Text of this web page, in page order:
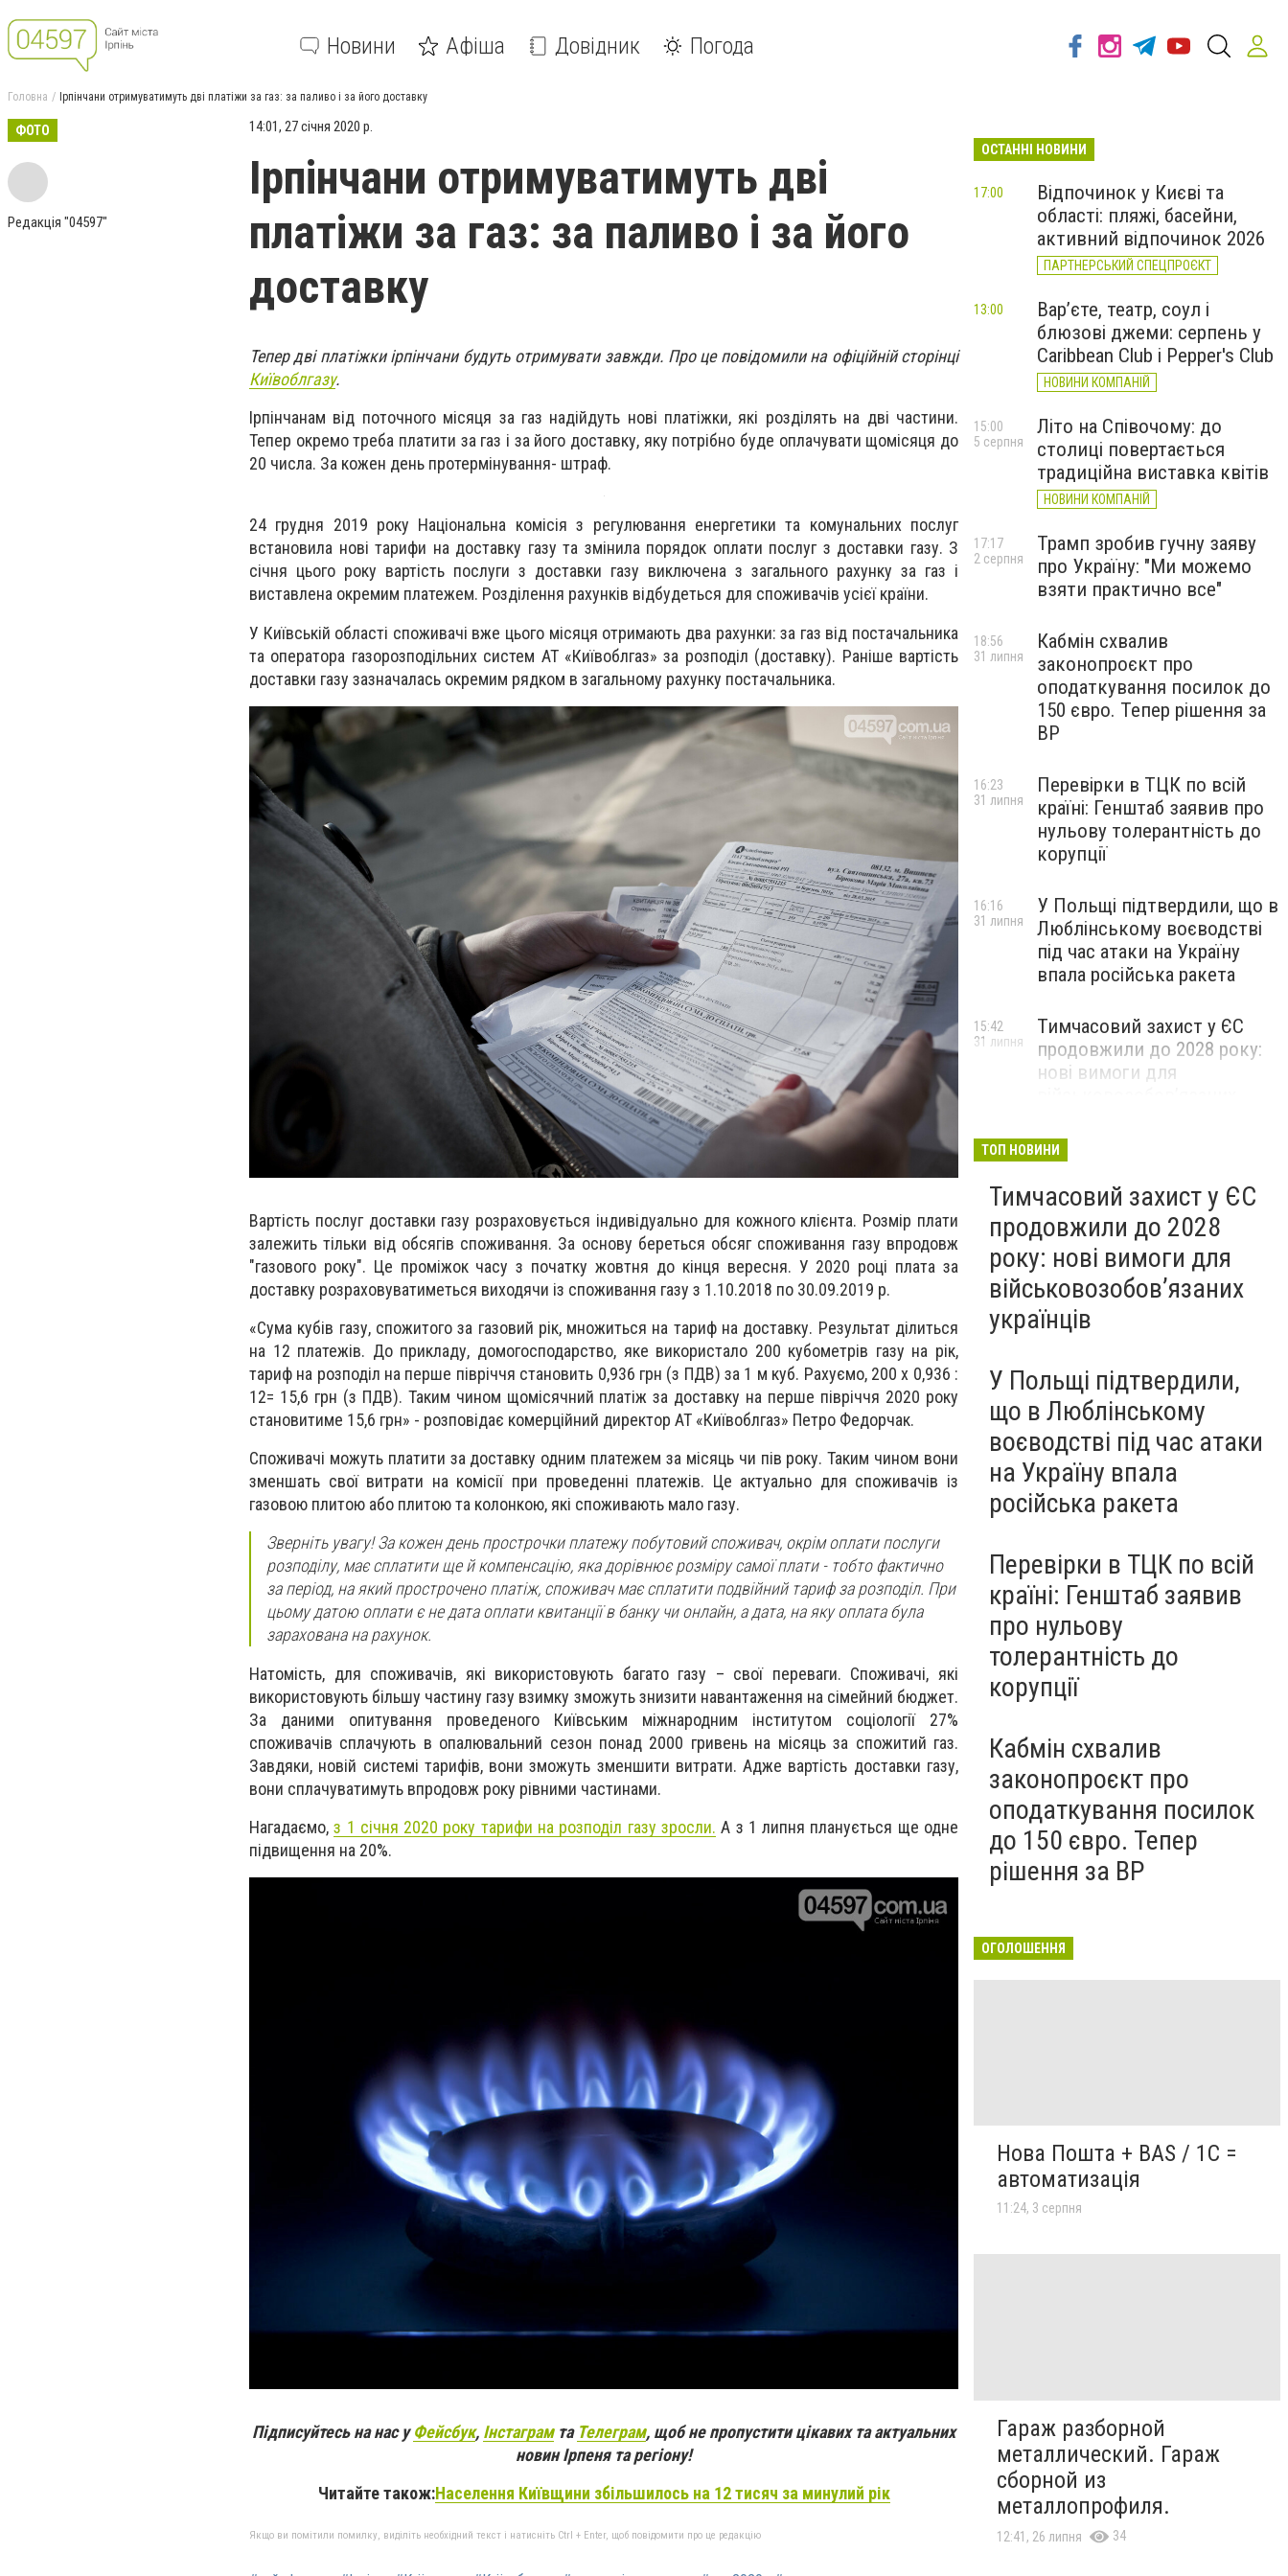
Новини Афіша Довідник Погода
Головна Ірпінчани отримуватимуть дві платіжи за газ: за паливо і за його доставку
ФОТО
Редакція "04597"
14:01, 27 січня 2020 р.
Ірпінчани отримуватимуть дві
платіжи за газ: за паливо і за його
доставку
Тепер дві платіжки ірпінчани будуть отримувати завжди. Про це повідомили на офіційній сторінці
Київоблгазу.
Ірпінчанам від поточного місяця за газ надійдуть нові платіжки, які розділять на дві частини.
Тепер окремо треба платити за газ і за його доставку, яку потрібно буде оплачувати щомісяця до
20 числа. За кожен день протермінування- штраф.
24 грудня 2019 року Національна комісія з регулювання енергетики та комунальних послуг
встановила нові тарифи на доставку газу та змінила порядок оплати послуг з доставки газу. З
січня цього року вартість послуги з доставки газу виключена з загального рахунку за газ і
виставлена окремим платежем. Розділення рахунків відбудеться для споживачів усієї країни.
У Київській області споживачі вже цього місяця отримають два рахунки: за газ від постачальника
та оператора газорозподільних систем АТ «Київоблгаз» за розподіл (доставку). Раніше вартість
доставки газу зазначалась окремим рядком в загальному рахунку постачальника.
Вартість послуг доставки газу розраховується індивідуально для кожного клієнта. Розмір плати
залежить тільки від обсягів споживання. За основу береться обсяг споживання газу впродовж
"газового року". Це проміжок часу з початку жовтня до кінця вересня. У 2020 році плата за
доставку розраховуватиметься виходячи із споживання газу з 1.10.2018 по 30.09.2019 р.
«Сума кубів газу, спожитого за газовий рік, множиться на тариф на доставку. Результат ділиться
на 12 платежів. До прикладу, домогосподарство, яке використало 200 кубометрів газу на рік,
тариф на розподіл на перше півріччя становить 0,936 грн (з ПДВ) за 1 м куб. Рахуємо, 200 х 0,936 :
12= 15,6 грн (з ПДВ). Таким чином щомісячний платіж за доставку на перше півріччя 2020 року
становитиме 15,6 грн» - розповідає комерційний директор АТ «Київоблгаз» Петро Федорчак.
Споживачі можуть платити за доставку одним платежем за місяць чи пів року. Таким чином вони
зменшать свої витрати на комісії при проведенні платежів. Це актуально для споживачів із
газовою плитою або плитою та колонкою, які споживають мало газу.
Зверніть увагу!За кожен день прострочки платежу побутовий споживач, окрім оплати послуги
розподілу, має сплатити ще й компенсацію, яка дорівнює розміру самої плати - тобто фактично
за період, на який прострочено платіж, споживач має сплатити подвійний тариф за розподіл. При
цьому датою оплати є не дата оплати квитанції в банку чи онлайн, а дата, на яку оплата була
зарахована на рахунок.
Натомість, для споживачів, які використовують багато газу – свої переваги. Споживачі, які
використовують більшу частину газу взимку зможуть знизити навантаження на сімейний бюджет.
За даними опитування проведеного Київським міжнародним інститутом соціології 27%
споживачів сплачують в опалювальний сезон понад 2000 гривень на місяць за спожитий газ.
Завдяки, новій системі тарифів, вони зможуть зменшити витрати. Адже вартість доставки газу,
вони сплачуватимуть впродовж року рівними частинами.
Нагадаємо,з 1 січня 2020 року тарифи на розподіл газу зросли. А з 1 липня планується ще одне
підвищення на 20%.
Підписуйтесь на нас уФейсбук, Інстаграмта Телеграм, щоб не пропустити цікавих та актуальних
новин Ірпеня та регіону!
Читайте також:Населення Київщини збільшилось на 12 тисяч за минулий рік
Якщо ви помітили помилку, виділіть необхідний текст і натисніть Ctrl + Enter, щоб повідомити про це редакцію
ОСТАННІ НОВИНИ
Відпочинок у Києві та
області: пляжі, басейни,
активний відпочинок 2026
ПАРТНЕРСЬКИЙ СПЕЦПРОЄКТ
17:00
Вар’єте, театр, соул і
блюзові джеми: серпень у
Caribbean Club і Pepper's Club
НОВИНИ КОМПАНІЙ
13:00
Літо на Співочому: до
столиці повертається
традиційна виставка квітів
НОВИНИ КОМПАНІЙ
15:00
5 серпня
Трамп зробив гучну заяву
про Україну: "Ми можемо
взяти практично все"
17:17
2 серпня
Кабмін схвалив
законопроєкт про
оподаткування посилок до
150 євро. Тепер рішення за
ВР
18:56
31 липня
Перевірки в ТЦК по всій
країні: Генштаб заявив про
нульову толерантність до
корупції
16:23
31 липня
У Польщі підтвердили, що в
Люблінському воєводстві
під час атаки на Україну
впала російська ракета
16:16
31 липня
Тимчасовий захист у ЄС
продовжили до 2028 року:
нові вимоги для
15:42
31 липня
ТОП НОВИНИ
Тимчасовий захист у ЄС
продовжили до 2028
року: нові вимоги для
військовозобов’язаних
українців
У Польщі підтвердили,
що в Люблінському
воєводстві під час атаки
на Україну впала
російська ракета
Перевірки в ТЦК по всій
країні: Генштаб заявив
про нульову
толерантність до
корупції
Кабмін схвалив
законопроєкт про
оподаткування посилок
до 150 євро. Тепер
рішення за ВР
ОГОЛОШЕННЯ
Нова Пошта + BAS / 1C =
автоматизація
11:24, 3 серпня
Гараж разборной
металлический. Гараж
сборной из
металлопрофиля.
12:41, 26 липня 34